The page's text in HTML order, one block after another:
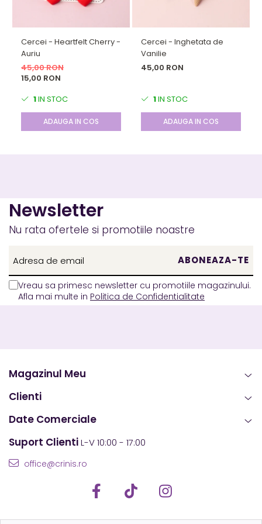
lor unică, acești cercei sunt o modalitate distractivă de a-
de amuzament și originalitate fiecărei ținute cu acești
cercei adorabili în formă de sneakers!
Cercei - Heartfelt Cherry -
Auriu
45,00 RON
15,00 RON
1IN STOC
ADAUGA IN COS
Cercei - Inghetata de
Vanilie
45,00 RON
1IN STOC
ADAUGA IN COS
Newsletter
Nu rata ofertele si promotiile noastre
Vreau sa primesc newsletter cu promotiile magazinului.
Afla mai multe in Politica de Confidentialitate
Magazinul Meu
Clienti
Date Comerciale
Suport ClientiL-V 10:00 - 17:00
office@crinis.ro